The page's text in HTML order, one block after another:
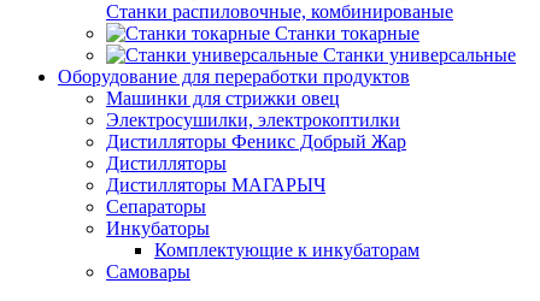
Станки распиловочные, комбинированые
Станки токарные
Станки универсальные
Оборудование для переработки продуктов
Машинки для стрижки овец
Электросушилки, электрокоптилки
Дистилляторы Феникс Добрый Жар
Дистилляторы
Дистилляторы МАГАРЫЧ
Сепараторы
Инкубаторы
Комплектующие к инкубаторам
Самовары